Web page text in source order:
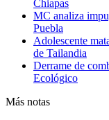
Chiapas
MC analiza
Puebla
Adolescente
de Tailandia
Derrame de
Ecológico
Más notas